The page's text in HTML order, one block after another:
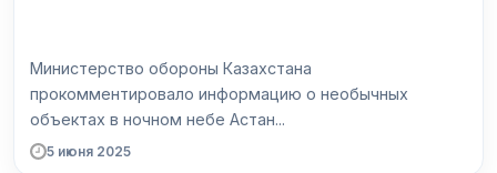
Министерство обороны Казахстана
прокомментировало информацию о необычных
объектах в ночном небе Астан...
5 июня 2025